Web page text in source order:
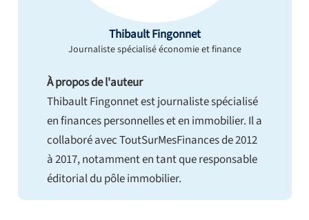
Thibault Fingonnet
Journaliste spécialisé économie et finance
À propos de l'auteur
Thibault Fingonnet est journaliste spécialisé
en finances personnelles et en immobilier. Il a
collaboré avec ToutSurMesFinances de 2012
à 2017, notamment en tant que responsable
éditorial du pôle immobilier.